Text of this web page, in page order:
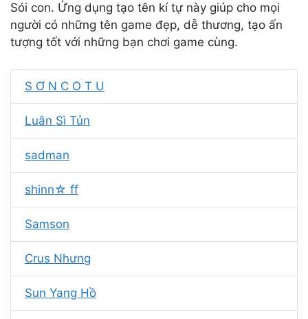
Sói con. Ứng dụng tạo tên kí tự này giúp cho mọi
người có những tên game đẹp, dễ thương, tạo ấn
tượng tốt với những bạn chơi game cùng.
S Ơ N C O T U
Luân Sì Tủn
sadman
shinn☆ ff
Samson
Crus Nhưng
Sun Yang Hồ